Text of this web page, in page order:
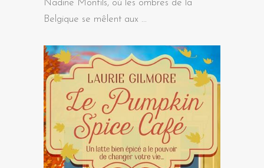
Nadine Monfils, où les ombres de la
Belgique se mêlent aux